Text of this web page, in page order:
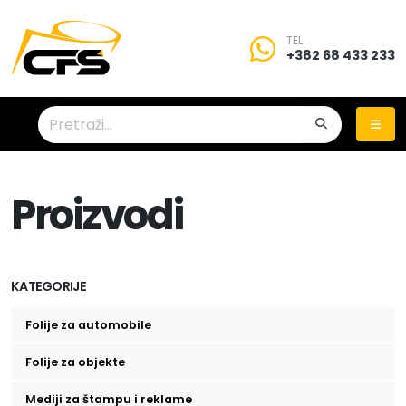
TEL
+382 68 433 233
Proizvodi
KATEGORIJE
Folije za automobile
Folije za zatamnjivanje stakala
Auto folije za promenu boje
Folije za objekte
Zaštitne folije za stakla
Mediji za štampu i reklame